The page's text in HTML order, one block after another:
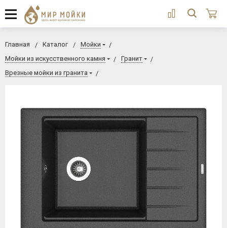
Главная Каталог
Мойки
Мойки из искусственного камня
Гранит
Врезные мойки из гранита